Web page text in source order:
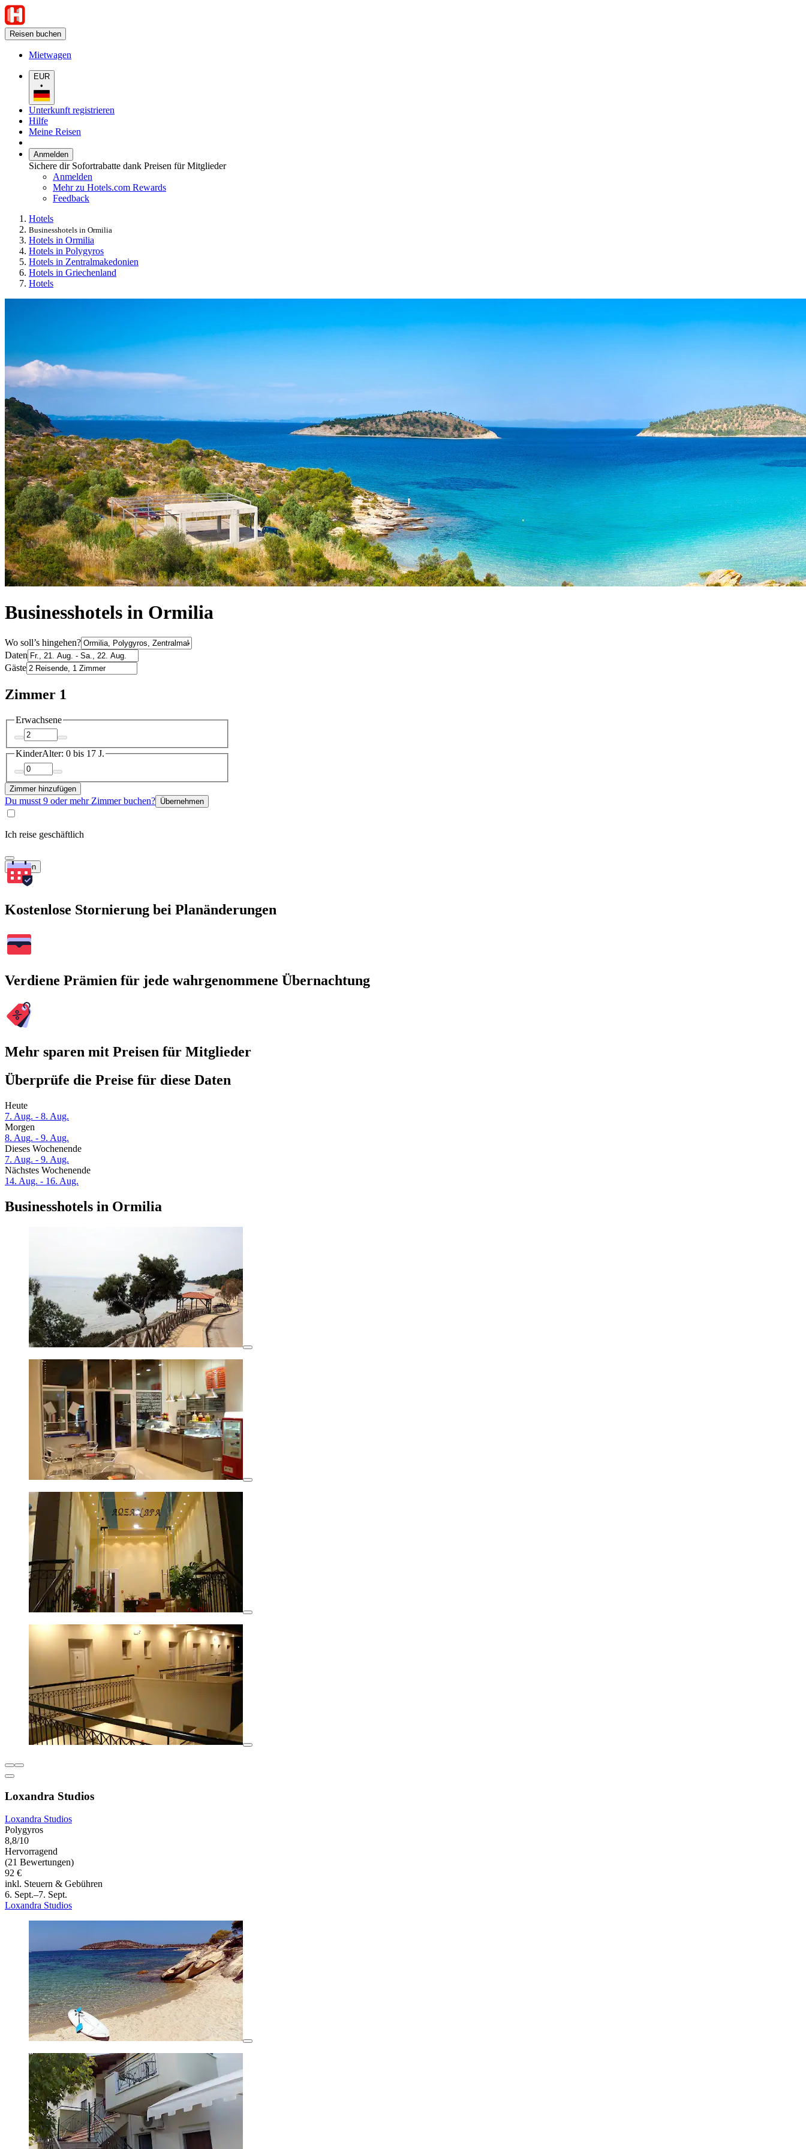
Reisen buchen
Mietwagen
EUR
•
Unterkunft registrieren
Hilfe
Meine Reisen
Anmelden
Sichere dir Sofortrabatte dank Preisen für Mitglieder
Anmelden
Mehr zu Hotels.com Rewards
Feedback
Hotels
Businesshotels in Ormilia
Hotels in Ormilia
Hotels in Polygyros
Hotels in Zentralmakedonien
Hotels in Griechenland
Hotels
Businesshotels in Ormilia
Wo soll’s hingehen?
Daten
Gäste
Zimmer 1
Erwachsene
KinderAlter: 0 bis 17 J.
Zimmer hinzufügen
Du musst 9 oder mehr Zimmer buchen? Übernehmen
Ich reise geschäftlich
Suchen
Kostenlose Stornierung bei Planänderungen
Verdiene Prämien für jede wahrgenommene Übernachtung
Mehr sparen mit Preisen für Mitglieder
Überprüfe die Preise für diese Daten
Heute
7. Aug. - 8. Aug.
Morgen
8. Aug. - 9. Aug.
Dieses Wochenende
7. Aug. - 9. Aug.
Nächstes Wochenende
14. Aug. - 16. Aug.
Businesshotels in Ormilia
Loxandra Studios
Loxandra Studios
Polygyros
8,8/10
Hervorragend
(21 Bewertungen)
92 €
inkl. Steuern & Gebühren
6. Sept.–7. Sept.
Loxandra Studios